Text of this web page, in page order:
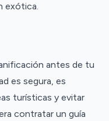
exótica.
antes de tu
es segura, es
turísticas y evitar
contratar un guía